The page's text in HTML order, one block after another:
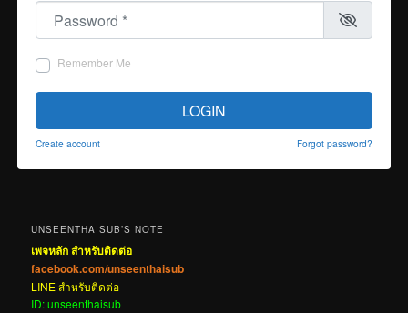
Password
Remember Me
LOGIN
Create account Forgot password?
UNSEENTHAISUB’S NOTE
เพจหลัก สำหรับติดต่อ
facebook.com/unseenthaisub
LINE สำหรับติดต่อ
ID: unseenthaisub